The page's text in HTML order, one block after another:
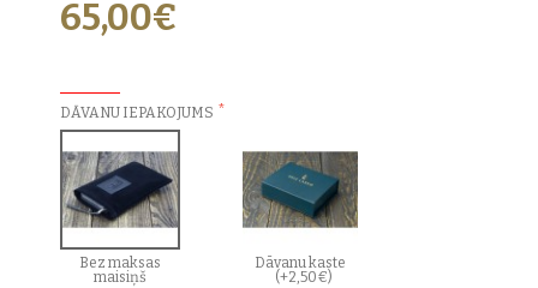
65,00€
DĀVANU IEPAKOJUMS
Bez maksas
maisiņš
Dāvanu kaste
(+2,50€)